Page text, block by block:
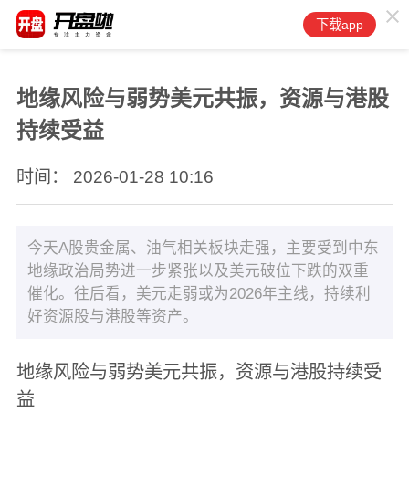
下载app
地缘风险与弱势美元共振，资源与港股
持续受益
时间： 2026-01-28 10:16
今天A股贵金属、油气相关板块走强，主要受到中东
地缘政治局势进一步紧张以及美元破位下跌的双重
催化。往后看，美元走弱或为2026年主线，持续利
好资源股与港股等资产。
地缘风险与弱势美元共振，资源与港股持续受
益